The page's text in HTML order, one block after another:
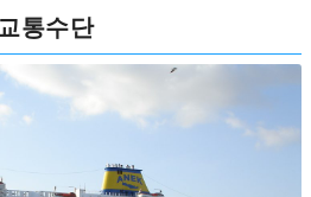
교통수단